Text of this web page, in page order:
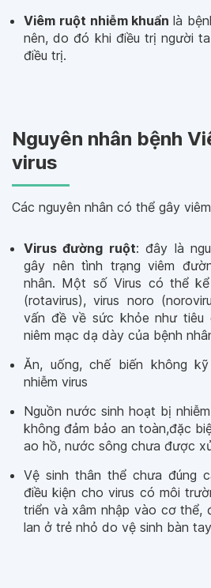
Viêm ruột nhiễm khuẩnlà
nên, do đó khi điều trị người
điều trị.
Nguyên nhân bệnh
virus
Các nguyên nhân có thể gây
Virus đường ruột: đây là
gây nên tình trạng viêm
nhân. Một số Virus có thể
(rotavirus), virus noro
vấn đề về sức khỏe như tiêu
niêm mạc dạ dày của bệnh
Ăn, uống, chế biến không
nhiễm virus
Nguồn nước sinh hoạt bị
không đảm bảo an toàn,đặc
ao hồ, nước sông chưa được
Vệ sinh thân thể chưa đúng
điều kiện cho virus có môi
triển và xâm nhập vào cơ thể,
lan ở trẻ nhỏ do vệ sinh bàn